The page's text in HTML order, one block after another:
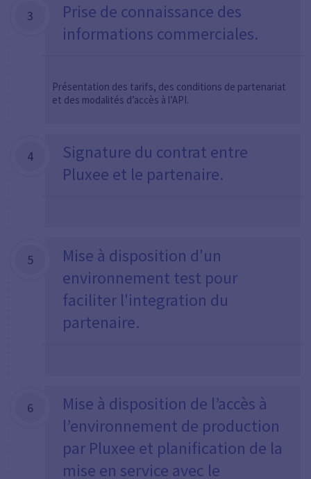
3
Prise de connaissance des
informations commerciales.
Présentation des tarifs, des conditions de partenariat
et des modalités d’accès à l’API.
4
Signature du contrat entre
Pluxee et le partenaire.
5
Mise à disposition d'un
environnement test pour
faciliter l'integration du
partenaire.
6
Mise à disposition de l’accès à
l’environnement de production
par Pluxee et planification de la
mise en service avec le